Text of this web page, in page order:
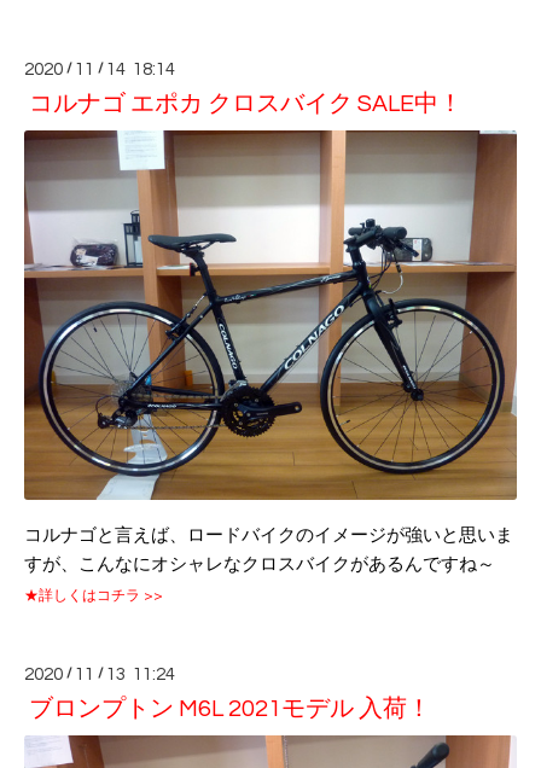
2020 / 11 / 14 18:14
コルナゴ エポカ クロスバイク SALE中！
コルナゴと言えば、ロードバイクのイメージが強いと思いま
すが、こんなにオシャレなクロスバイクがあるんですね～
★詳しくはコチラ >>
2020 / 11 / 13 11:24
ブロンプトン M6L 2021モデル 入荷！